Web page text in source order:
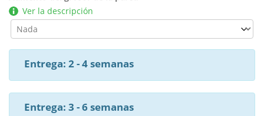
Ver la descripción
Entrega: 2 - 4 semanas
Entrega: 3 - 6 semanas